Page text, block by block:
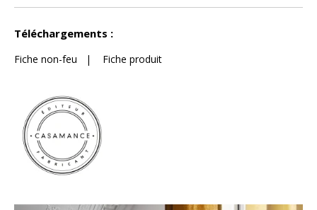
Téléchargements :
Fiche non-feu | Fiche produit